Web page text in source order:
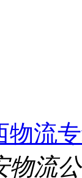
物流
物流